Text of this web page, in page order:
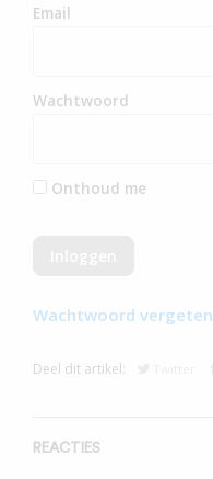
Email
Wachtwoord
Onthoud me
Wachtwoord vergeten
Deel dit artikel:
REACTIES